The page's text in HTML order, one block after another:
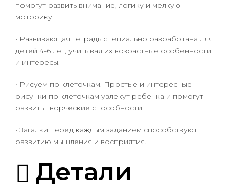
помогут развить внимание, логику и мелкую
моторику.
• Развивающая тетрадь специально разработана для
детей 4-6 лет, учитывая их возрастные особенности
и интересы.
• Рисуем по клеточкам. Простые и интересные
рисунки по клеточкам увлекут ребенка и помогут
развить творческие способности.
• Загадки перед каждым заданием способствуют
развитию мышления и восприятия.
Детали